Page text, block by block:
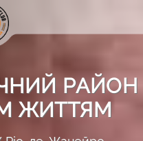
РАЙОН
ЖИТТЯМ